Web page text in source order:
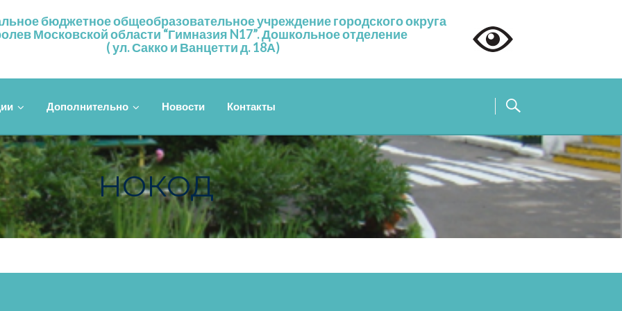
бюджетное общеобразовательное учреждение городского округа
Московской области “Гимназия N17”. Дошкольное отделение
( ул. Сакко и Ванцетти д. 18А)
Дополнительно Новости Контакты
НОКОД